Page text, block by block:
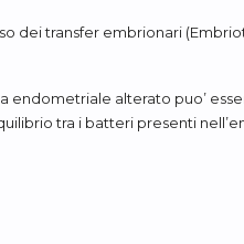
dei transfer embrionari
alterato puo’
tra i batteri presenti